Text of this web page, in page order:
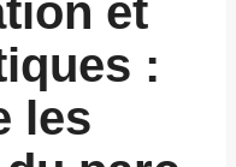
et
:
les